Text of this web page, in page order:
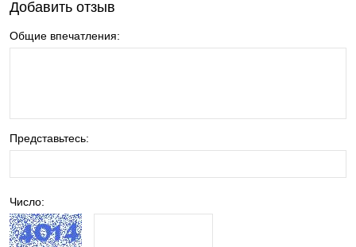
Добавить отзыв
Общие впечатления:
Представьтесь:
Число: